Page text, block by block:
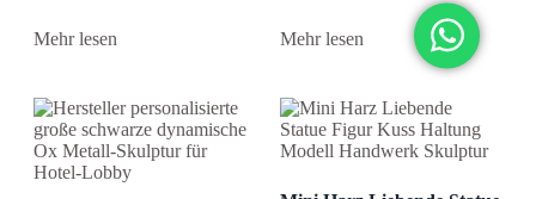
Mehr lesen Mehr lesen